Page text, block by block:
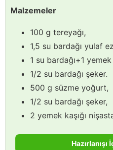
Malzemeler
100 g tereyağı,
1,5 su bardağı yulaf
1 su bardağı+1 yemek
1/2 su bardağı şeker.
500 g süzme yoğurt,
1/2 su bardağı şeker,
2 yemek kaşığı
Hazırlanışı